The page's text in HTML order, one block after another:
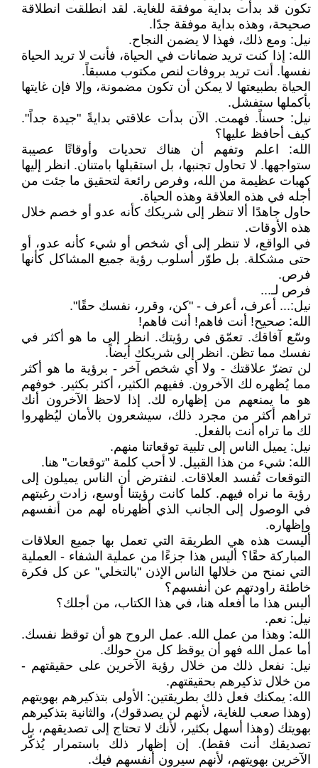
تكون قد بدأت بداية موفقة للغاية. لقد انطلقت انطلاقة
صحيحة، وهذه بداية موفقة جدًا.
نيل: ومع ذلك، فهذا لا يضمن النجاح.
الله: إذا كنت تريد ضمانات في الحياة، فأنت لا تريد الحياة
نفسها. أنت تريد بروفات لنص مكتوب مسبقاً.
الحياة بطبيعتها لا يمكن أن تكون مضمونة، وإلا فإن غايتها
بأكملها ستفشل.
نيل: حسناً. فهمت. الآن بدأت علاقتي بدايةً "جيدة جداً".
كيف أحافظ عليها؟
الله: اعلم وتفهم أن هناك تحديات وأوقاتًا عصيبة
ستواجهها. لا تحاول تجنبها، بل استقبلها بامتنان. انظر إليها
كهبات عظيمة من الله، وفرص رائعة لتحقيق ما جئت من
أجله في هذه العلاقة وهذه الحياة.
حاول جاهدًا ألا تنظر إلى شريكك كأنه عدو أو خصم خلال
هذه الأوقات.
في الواقع، لا تنظر إلى أي شخص أو شيء كأنه عدو، أو
حتى مشكلة. بل طوّر أسلوب رؤية جميع المشاكل كأنها
فرص.
فرص لـ...
نيل:... أعرف، أعرف - "كن، وقرر، نفسك حقًا".
الله: صحيح! أنت فاهم! أنت فاهم!
وسّع آفاقك. تعمّق في رؤيتك. انظر إلى ما هو أكثر في
نفسك مما تظن. انظر إلى شريكك أيضاً.
لن تضرّ علاقتك - ولا أي شخص آخر - برؤية ما هو أكثر
مما يُظهره لك الآخرون. ففيهم الكثير، أكثر بكثير. خوفهم
هو ما يمنعهم من إظهاره لك. إذا لاحظ الآخرون أنك
تراهم أكثر من مجرد ذلك، سيشعرون بالأمان ليُظهروا
لك ما تراه أنت بالفعل.
نيل: يميل الناس إلى تلبية توقعاتنا منهم.
الله: شيء من هذا القبيل. لا أحب كلمة "توقعات" هنا.
التوقعات تُفسد العلاقات. لنفترض أن الناس يميلون إلى
رؤية ما نراه فيهم. كلما كانت رؤيتنا أوسع، زادت رغبتهم
في الوصول إلى الجانب الذي أظهرناه لهم من أنفسهم
وإظهاره.
أليست هذه هي الطريقة التي تعمل بها جميع العلاقات
المباركة حقًا؟ أليس هذا جزءًا من عملية الشفاء - العملية
التي نمنح من خلالها الناس الإذن "بالتخلي" عن كل فكرة
خاطئة راودتهم عن أنفسهم؟
أليس هذا ما أفعله هنا، في هذا الكتاب، من أجلك؟
نيل: نعم.
الله: وهذا من عمل الله. عمل الروح هو أن توقظ نفسك.
أما عمل الله فهو أن يوقظ كل من حولك.
نيل: نفعل ذلك من خلال رؤية الآخرين على حقيقتهم -
من خلال تذكيرهم بحقيقتهم.
الله: يمكنك فعل ذلك بطريقتين: الأولى بتذكيرهم بهويتهم
(وهذا صعب للغاية، لأنهم لن يصدقوك)، والثانية بتذكيرهم
بهويتك (وهذا أسهل بكثير، لأنك لا تحتاج إلى تصديقهم، بل
تصديقك أنت فقط). إن إظهار ذلك باستمرار يُذكّر
الآخرين بهويتهم، لأنهم سيرون أنفسهم فيك.